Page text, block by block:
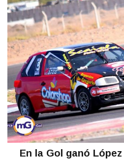
En la Gol ganó